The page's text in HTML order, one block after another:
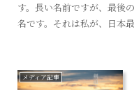
す。長い名前ですが、最後
名です。それは私が、日本
メディア記事